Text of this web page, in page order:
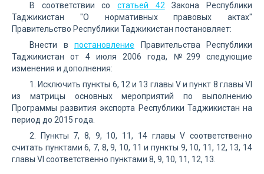
В соответствии со статьей 42 Закона Республики
Таджикистан "О нормативных правовых актах"
Правительство Республики Таджикистан постановляет:
Внести в постановление Правительства Республики
Таджикистан от 4 июля 2006 года, №299 следующие
изменения и дополнения:
1. Исключить пункты 6, 12 и 13 главы V и пункт 8 главы VI
из матрицы основных мероприятий по выполнению
Программы развития экспорта Республики Таджикистан на
период до 2015 года.
2. Пункты 7, 8, 9, 10, 11, 14 главы V соответственно
считать пунктами 6, 7, 8, 9, 10, 11 и пункты 9, 10, 11, 12, 13, 14
главы VI соответственно пунктами 8, 9, 10, 11, 12, 13.